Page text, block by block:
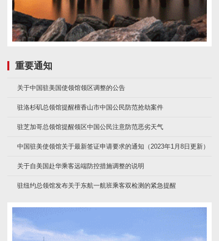
重要通知
关于中国驻美国使领馆领区调整的公告
驻洛杉矶总领馆提醒檀香山市中国公民防范抢劫案件
驻芝加哥总领馆提醒领区中国公民注意防范恶劣天气
中国驻美使领馆关于最新签证申请要求的通知（2023年1月8日更新）
关于自美国赴华乘客远端防控措施调整的说明
驻纽约总领馆发布关于东航一航班乘客双检测的紧急提醒